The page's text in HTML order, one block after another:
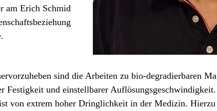
am Erich Schmid
sind die Arbeiten zu bio-degradierbaren
Festigkeit und einstellbarer
von extrem hoher Dringlichkeit in der Medizin.